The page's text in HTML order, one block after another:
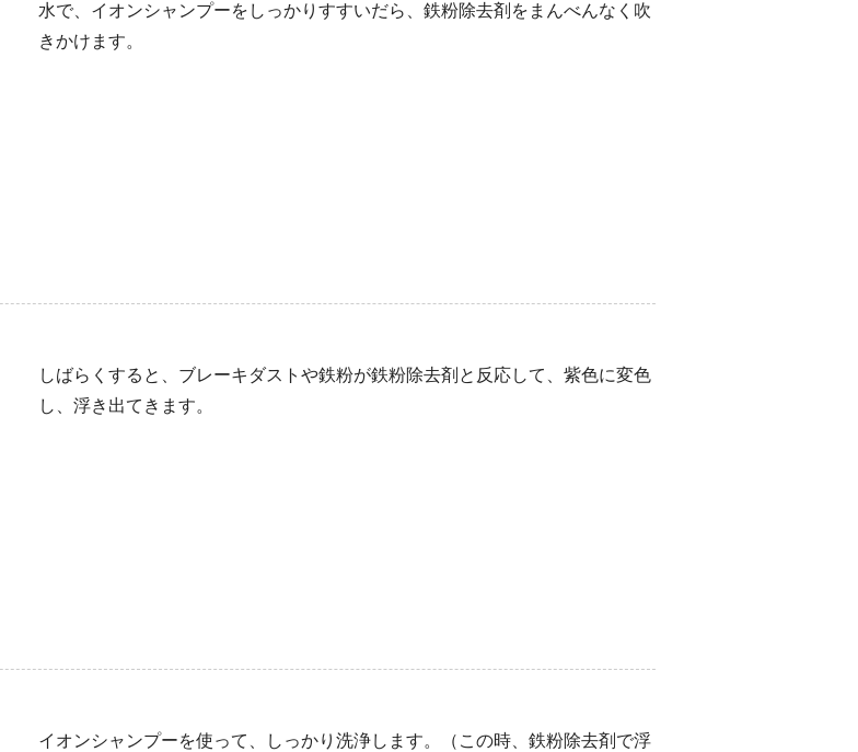
水で、イオンシャンプーをしっかりすすいだら、鉄粉除去剤をまんべんなく吹
きかけます。
しばらくすると、ブレーキダストや鉄粉が鉄粉除去剤と反応して、紫色に変色
し、浮き出てきます。
イオンシャンプーを使って、しっかり洗浄します。（この時、鉄粉除去剤で浮